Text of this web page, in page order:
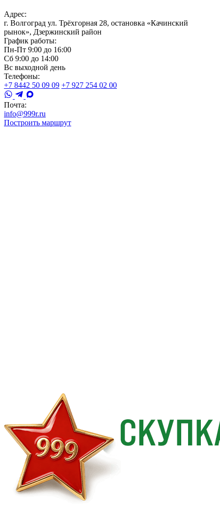
Адрес:
г. Волгоград ул. Трёхгорная 28, остановка «Качинский
рынок», Дзержинский район
График работы:
Пн-Пт 9:00 до 16:00
Сб 9:00 до 14:00
Вс выходной день
Телефоны:
+7 8442 50 09 09 +7 927 254 02 00
Почта:
info@999r.ru
Построить маршрут